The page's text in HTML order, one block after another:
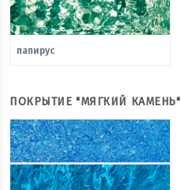
папирус
ПОКРЫТИЕ "МЯГКИЙ КАМЕНЬ"